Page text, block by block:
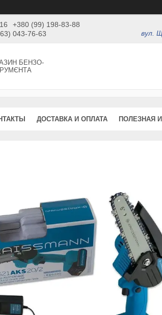
+380 (99) 198-83-88
043-76-63
вул.
БЕНЗО-
ДОСТАВКА И ОПЛАТА ПОЛЕЗНАЯ